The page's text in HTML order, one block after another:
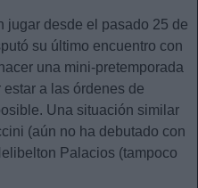
jugar desde el pasado 25 de
su último encuentro con
una mini-pretemporada
a las órdenes de
Una situación similar
(aún no ha debutado con
Palacios (tampoco